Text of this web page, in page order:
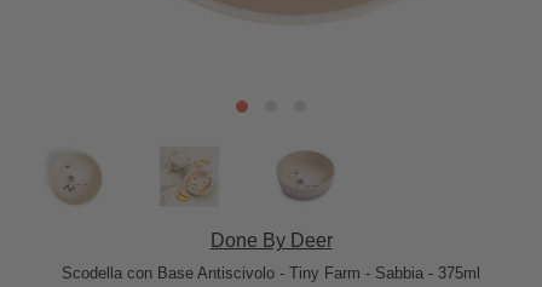
Done By Deer
Scodella con Base Antiscivolo - Tiny Farm - Sabbia - 375ml